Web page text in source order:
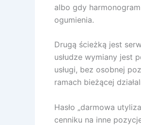
albo gdy
ogumienia.
Drugą ścieżką jest
usłudze wymiany jest
usługi, bez osobnej
ramach bieżącej
Hasło „darmowa
cenniku na inne